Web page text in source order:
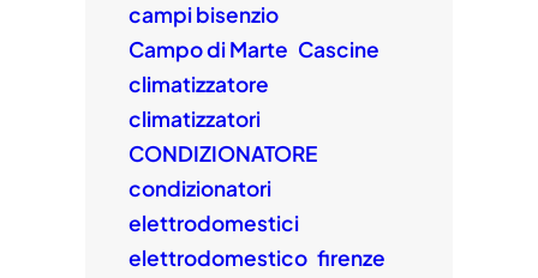
campi bisenzio
Campo di Marte Cascine
climatizzatore
climatizzatori
CONDIZIONATORE
condizionatori
elettrodomestici
elettrodomestico firenze